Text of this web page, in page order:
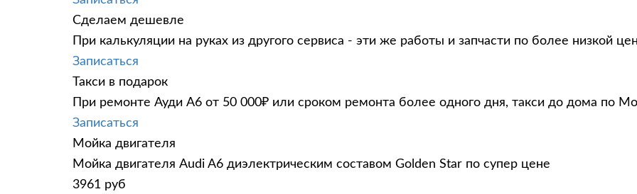
Сделаем дешевле
При калькуляции на руках из другого сервиса - эти же работы и запчасти по более низкой
Записаться
Такси в подарок
При ремонте Ауди А6 от 50 000₽ или сроком ремонта более одного дня, такси до дома по
Записаться
Мойка двигателя
Мойка двигателя Audi A6 диэлектрическим составом Golden Star по супер цене
3961 руб